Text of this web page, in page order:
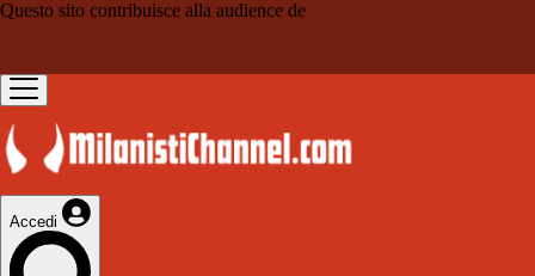
Questo sito contribuisce alla audience de
Accedi